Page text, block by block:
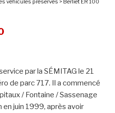
véhicules préservés > Berliet ER 100
par la SÉMITAG le 21
de parc 717. Il a commencé
/ Fontaine / Sassenage
juin 1999, après avoir